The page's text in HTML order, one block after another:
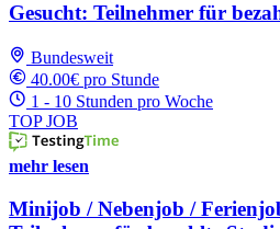
Gesucht: Teilnehmer für
Bundesweit
40.00€ pro Stunde
1 - 10 Stunden pro Woche
TOP JOB
mehr lesen
Minijob / Nebenjob /